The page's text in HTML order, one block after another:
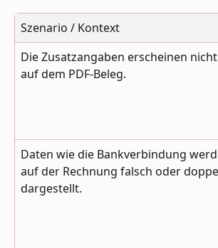
Szenario / Kontext
Die Zusatzangaben erscheinen nicht
auf dem PDF-Beleg.
Daten wie die Bankverbindung
auf der Rechnung falsch oder
dargestellt.